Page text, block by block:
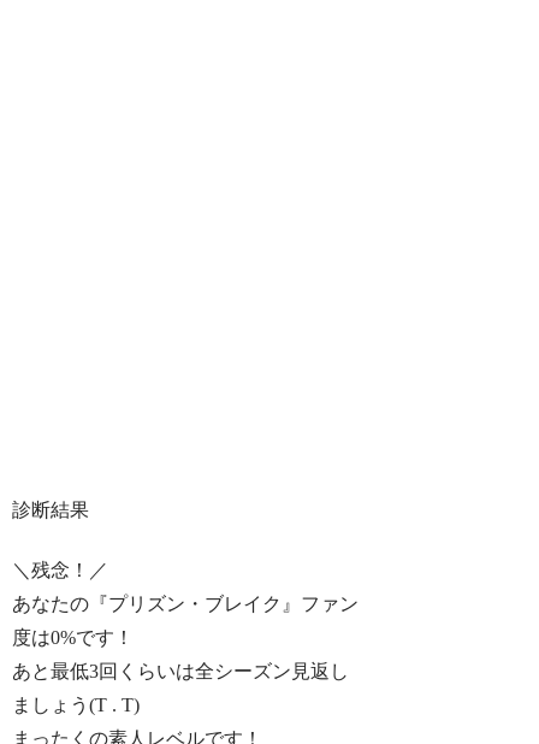
診断結果
＼残念！／
あなたの『プリズン・ブレイク』ファン
度は0%です！
あと最低3回くらいは全シーズン見返し
ましょう(T . T)
まったくの素人レベルです！